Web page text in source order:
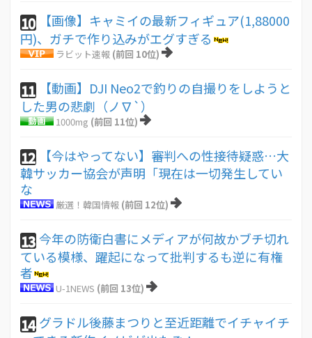
10
【画像】キャミイの最新フィギュア(1,88000
円)、ガチで作り込みがエグすぎる
ラビット速報 (前回 10位)
11
【動画】DJI Neo2で釣りの自撮りをしようと
した男の悲劇（ノ∇`）
1000mg (前回 11位)
12
【今はやってない】審判への性接待疑惑…大
韓サッカー協会が声明「現在は一切発生してい
な
厳選！韓国情報 (前回 12位)
13 今年の防衛白書にメディアが何故かブチ切れ
ている模様、躍起になって批判するも逆に有権
者
U-1NEWS (前回 13位)
14 グラドル後藤まつりと至近距離でイチャイチ